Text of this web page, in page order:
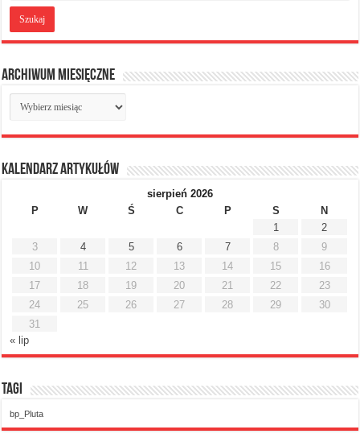
Archiwum miesięczne
Archiwum
miesięczne
Kalendarz artykułów
sierpień 2026
P
W Ś C P S
N
1
2
3
4 5 6 7 8
9
10
11 12 13 14 15
16
17
18 19 20 21 22
23
24
25 26 27 28 29
30
31
« lip
Tagi
bp_Pluta